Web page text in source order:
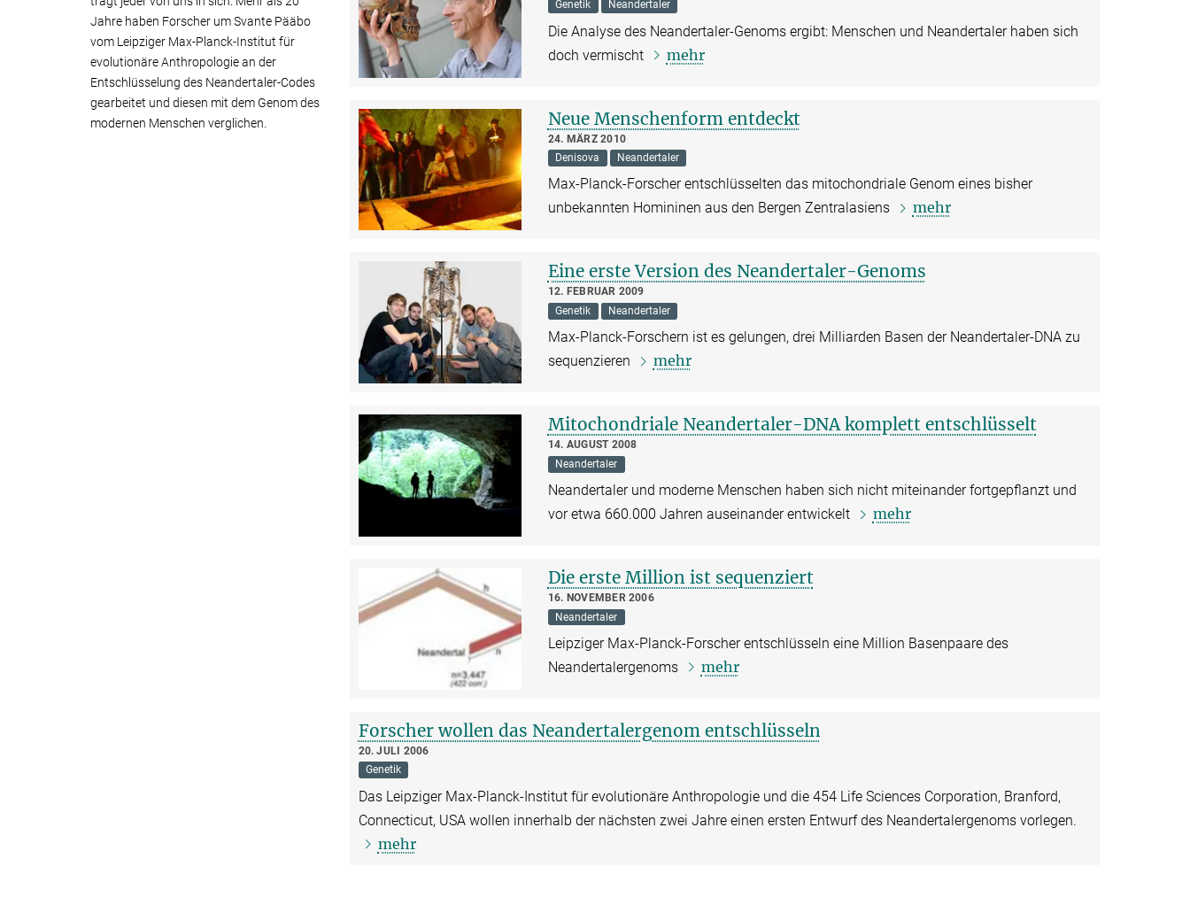
Genetik
Neandertaler
Die Analyse des Neandertaler-Genoms ergibt: Menschen und Neandertaler haben sich
doch vermischt
mehr
Neue Menschenform entdeckt
24. MÄRZ 2010
Denisova
Neandertaler
Max-Planck-Forscher entschlüsselten das mitochondriale Genom eines bisher
unbekannten Homininen aus den Bergen Zentralasiens
mehr
Eine erste Version des Neandertaler-Genoms
12. FEBRUAR 2009
Genetik
Neandertaler
Max-Planck-Forschern ist es gelungen, drei Milliarden Basen der Neandertaler-DNA zu
sequenzieren
mehr
Mitochondriale Neandertaler-DNA komplett entschlüsselt
14. AUGUST 2008
Neandertaler
Neandertaler und moderne Menschen haben sich nicht miteinander fortgepflanzt und
vor etwa 660.000 Jahren auseinander entwickelt
mehr
Die erste Million ist sequenziert
16. NOVEMBER 2006
Neandertaler
Leipziger Max-Planck-Forscher entschlüsseln eine Million Basenpaare des
Neandertalergenoms
mehr
Forscher wollen das Neandertalergenom entschlüsseln
20. JULI 2006
Genetik
Das Leipziger Max-Planck-Institut für evolutionäre Anthropologie und die 454 Life Sciences Corporation, Branford,
Connecticut, USA wollen innerhalb der nächsten zwei Jahre einen ersten Entwurf des Neandertalergenoms vorlegen.
mehr
Jahre haben Forscher um Svante Pääbo
vom Leipziger Max-Planck-Institut für
evolutionäre Anthropologie an der
Entschlüsselung des Neandertaler-Codes
gearbeitet und diesen mit dem Genom des
modernen Menschen verglichen.